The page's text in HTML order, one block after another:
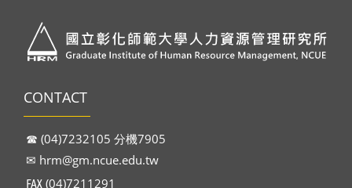
CONTACT
☎︎ (04)7232105 分機7905
✉︎ hrm@gm.ncue.edu.tw
℻ (04)7211291